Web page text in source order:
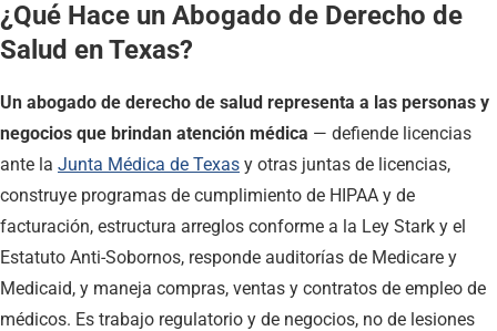
¿Qué Hace un Abogado de Derecho de
Salud en Texas?
Un abogado de derecho de salud representa a las personas y
negocios que brindan atención médica — defiende licencias
ante la Junta Médica de Texas y otras juntas de licencias,
construye programas de cumplimiento de HIPAA y de
facturación, estructura arreglos conforme a la Ley Stark y el
Estatuto Anti-Sobornos, responde auditorías de Medicare y
Medicaid, y maneja compras, ventas y contratos de empleo de
médicos. Es trabajo regulatorio y de negocios, no de lesiones